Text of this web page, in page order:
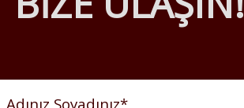
Adınız Soyadınız*